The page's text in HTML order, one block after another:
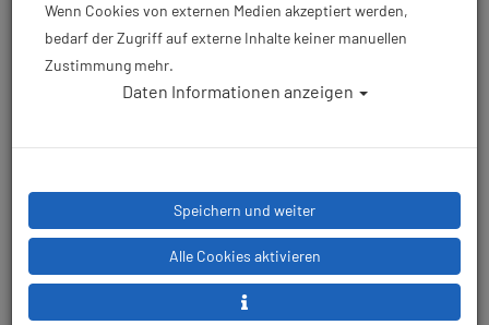
49,95 €*
Werktagen: lagernd
Wenn Cookies von externen Medien akzeptiert werden,
bedarf der Zugriff auf externe Inhalte keiner manuellen
Zustimmung mehr.
Daten Informationen anzeigen
Speichern und weiter
Alle Cookies aktivieren